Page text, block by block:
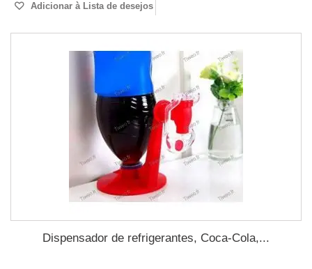
Adicionar à Lista de desejos
Dispensador de refrigerantes, Coca-Cola,...